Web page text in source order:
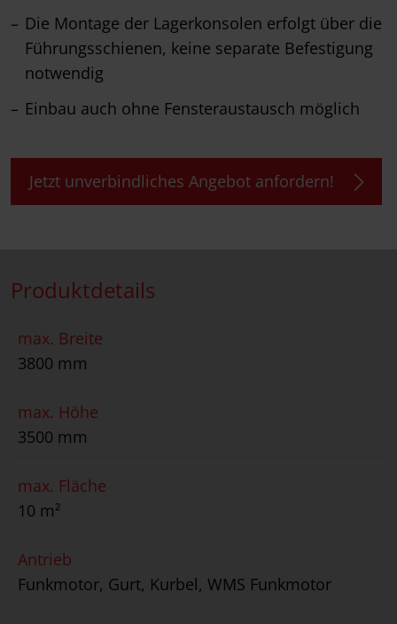
Die Montage der Lagerkonsolen erfolgt über die
Führungsschienen, keine separate Befestigung
notwendig
Einbau auch ohne Fensteraustausch möglich
Jetzt unverbindliches Angebot anfordern!
Produktdetails
max. Breite
3800 mm
max. Höhe
3500 mm
max. Fläche
10 m²
Antrieb
Funkmotor, Gurt, Kurbel, WMS Funkmotor